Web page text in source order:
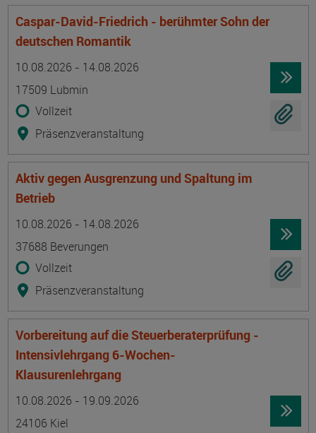
Caspar-David-Friedrich - berühmter Sohn der
deutschen Romantik
10.08.2026 - 14.08.2026
17509 Lubmin
Vollzeit
Präsenzveranstaltung
Aktiv gegen Ausgrenzung und Spaltung im
Betrieb
10.08.2026 - 14.08.2026
37688 Beverungen
Vollzeit
Präsenzveranstaltung
Vorbereitung auf die Steuerberaterprüfung -
Intensivlehrgang 6-Wochen-
Klausurenlehrgang
10.08.2026 - 19.09.2026
24106 Kiel